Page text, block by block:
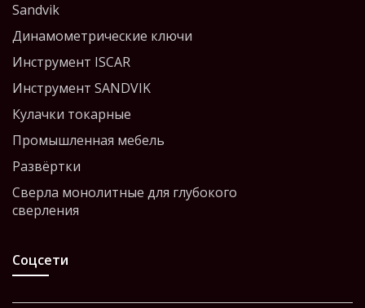
Sandvik
Динамометрические ключи
Инструмент ISCAR
Инструмент SANDVIK
Кулачки токарные
Промышленная мебель
Развёртки
Сверла монолитные для глубокого
сверления
Соцсети